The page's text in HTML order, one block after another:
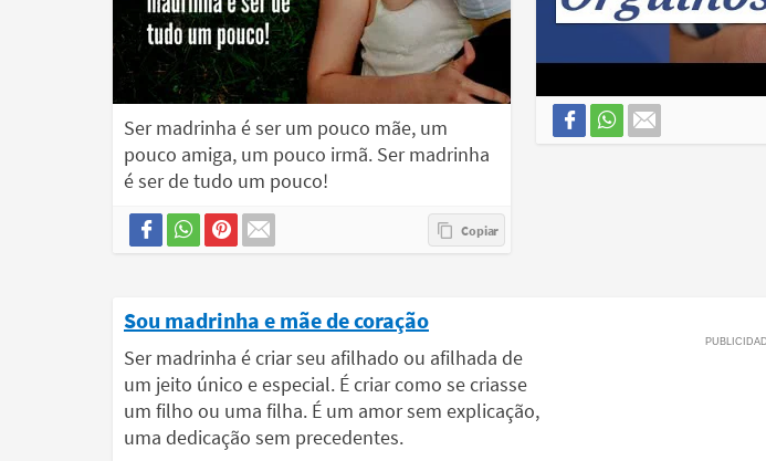
Ser madrinha é ser um pouco mãe, um
pouco amiga, um pouco irmã. Ser madrinha
é ser de tudo um pouco!
Sou madrinha e mãe de coração
Ser madrinha é criar seu afilhado ou afilhada de
um jeito único e especial. É criar como se criasse
um filho ou uma filha. É um amor sem explicação,
uma dedicação sem precedentes.